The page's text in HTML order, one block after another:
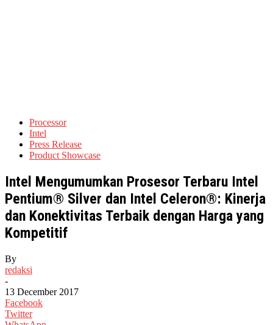
Processor
Intel
Press Release
Product Showcase
Intel Mengumumkan Prosesor Terbaru Intel
Pentium® Silver dan Intel Celeron®: Kinerja
dan Konektivitas Terbaik dengan Harga yang
Kompetitif
By
redaksi
-
13 December 2017
Facebook
Twitter